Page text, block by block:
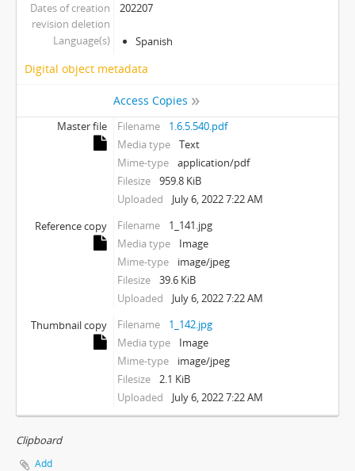
Dates of creation
revision deletion
202207
Language(s) Spanish
Digital object metadata
Access Copies
Master file Filename
1.6.5.540.pdf
Media type
Text
Mime-type
application/pdf
Filesize
959.8 KiB
Uploaded
July 6, 2022 7:22 AM
Reference copy
Filename
1_141.jpg
Media type
Image
Mime-type
image/jpeg
Filesize
39.6 KiB
Uploaded
July 6, 2022 7:22 AM
Thumbnail copy
Filename
1_142.jpg
Media type
Image
Mime-type
image/jpeg
Filesize
2.1 KiB
Uploaded
July 6, 2022 7:22 AM
Clipboard
Add